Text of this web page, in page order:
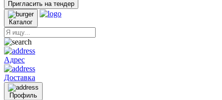
Пригласить на тендер
Каталог
Адрес
Доставка
Профиль